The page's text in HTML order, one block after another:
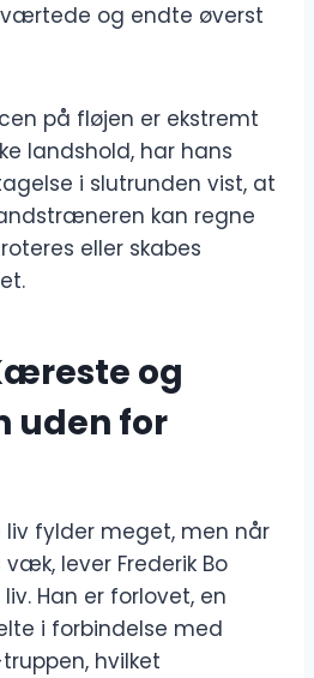
og endte øverst
på fløjen er ekstremt
landshold, har hans
i slutrunden vist, at
kan regne
eller skabes
og
uden for
liv fylder meget, men når
lever Frederik Bo
Han er forlovet, en
i forbindelse med
hvilket